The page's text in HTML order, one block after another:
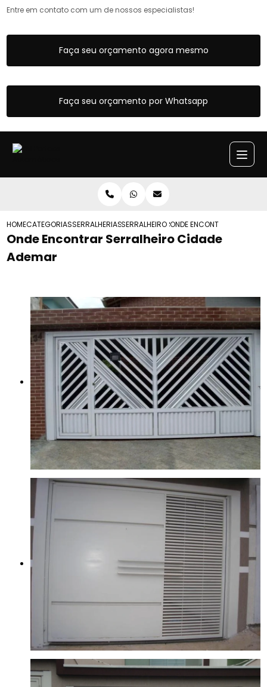
Entre em contato com um de nossos especialistas!
Faça seu orçamento agora mesmo
Faça seu orçamento por Whatsapp
HOMECATEGORIASSERRALHERIASSERRALHEIRO SPONDE ENCONTRAR
Onde Encontrar Serralheiro Cidade
Ademar